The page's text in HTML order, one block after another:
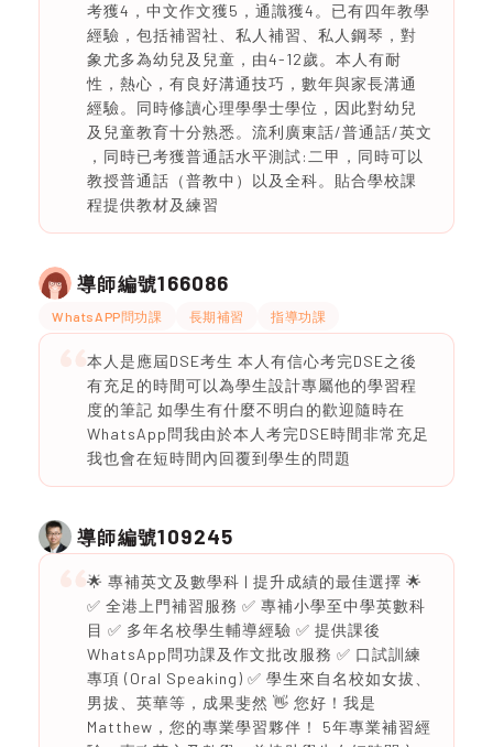
考獲4，中文作文獲5，通識獲4。已有四年教學
經驗，包括補習社、私人補習、私人鋼琴，對
象尤多為幼兒及兒童，由4-12歲。本人有耐
性，熱心，有良好溝通技巧，數年與家長溝通
經驗。同時修讀心理學學士學位，因此對幼兒
及兒童教育十分熟悉。流利廣東話/普通話/英文
，同時已考獲普通話水平測試:二甲，同時可以
教授普通話（普教中）以及全科。貼合學校課
程提供教材及練習
導師編號166086
WhatsAPP問功課 長期補習 指導功課
本人是應屆DSE考生 本人有信心考完DSE之後
有充足的時間可以為學生設計專屬他的學習程
度的筆記 如學生有什麼不明白的歡迎隨時在
WhatsApp問我由於本人考完DSE時間非常充足
我也會在短時間內回覆到學生的問題
導師編號109245
🌟 專補英文及數學科 | 提升成績的最佳選擇 🌟
✅ 全港上門補習服務 ✅ 專補小學至中學英數科
目 ✅ 多年名校學生輔導經驗 ✅ 提供課後
WhatsApp問功課及作文批改服務 ✅ 口試訓練
專項 (Oral Speaking) ✅ 學生來自名校如女拔、
男拔、英華等，成果斐然 👋 您好！我是
Matthew，您的專業學習夥伴！ 5年專業補習經